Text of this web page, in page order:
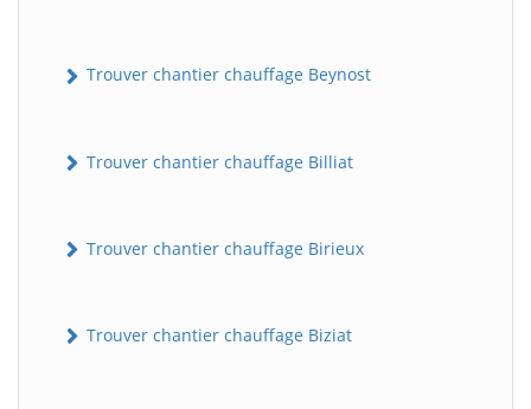
Trouver chantier chauffage Beynost
Trouver chantier chauffage Billiat
Trouver chantier chauffage Birieux
Trouver chantier chauffage Biziat